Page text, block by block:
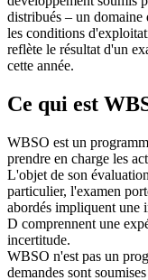
distribués – un domaine
les conditions
reflète le résultat d'un
cette année.
Ce qui est
WBSO est un
prendre en charge les
L'objet de son
particulier, l'examen
abordés impliquent une
D comprennent une
incertitude.
WBSO n'est pas un
demandes sont